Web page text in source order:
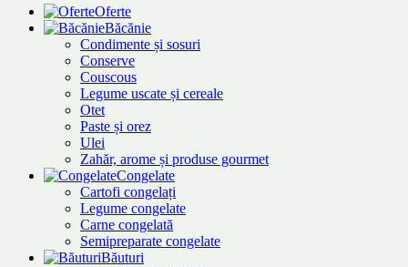
Oferte
Băcănie
Condimente și sosuri
Conserve
Couscous
Legume uscate și cereale
Otet
Paste și orez
Ulei
Zahăr, arome și produse gourmet
Congelate
Cartofi congelați
Legume congelate
Carne congelată
Semipreparate congelate
Băuturi